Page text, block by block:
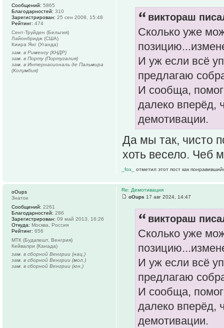
виктораш
Сколько уже
И уж если всё
предлагаю
И сообща,
далеко вперёд,
демотивации.
Да мы так, чисто
хоть весело. Чеб
_fox_ отметил этот пост как
Сообщений: 5865
Благодарностей: 310
Зарегистрирован: 25 сен 2008, 15:48
Рейтинг: 474
Сент-Труйден (Бельгия)
Лайонбридж (США)
Киира Янг (Уганда)
зам. в Рименсу (КНДР)
зам. в Порту (Португалия)
зам. в Интернасиональ де Пальмира
(Колумбия)
Re: Демотивация
oOups 17 авг 2024, 14:47
виктораш
Сколько уже
И уж если всё
предлагаю
И сообща,
далеко вперёд,
демотивации.
oOups
Знаток
Сообщений: 2261
Благодарностей: 286
Зарегистрирован: 09 май 2013, 16:26
Откуда: Москва, Россия
Рейтинг: 656
МТК (Будапешт, Венгрия)
Кейвалри (Канада)
зам. в сборной Венгрии (нац.)
зам. в сборной Венгрии (мол.)
зам. в сборной Венгрии (юн.)